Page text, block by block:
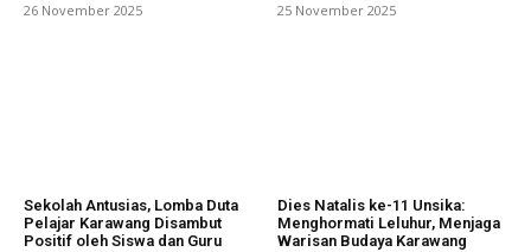
26 November 2025
25 November 2025
Sekolah Antusias, Lomba Duta
Pelajar Karawang Disambut
Positif oleh Siswa dan Guru
Dies Natalis ke-11 Unsika:
Menghormati Leluhur, Menjaga
Warisan Budaya Karawang